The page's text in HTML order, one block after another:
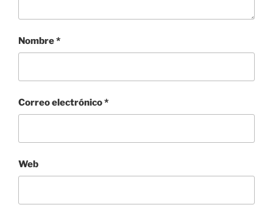
Nombre*
Correo electrónico*
Web